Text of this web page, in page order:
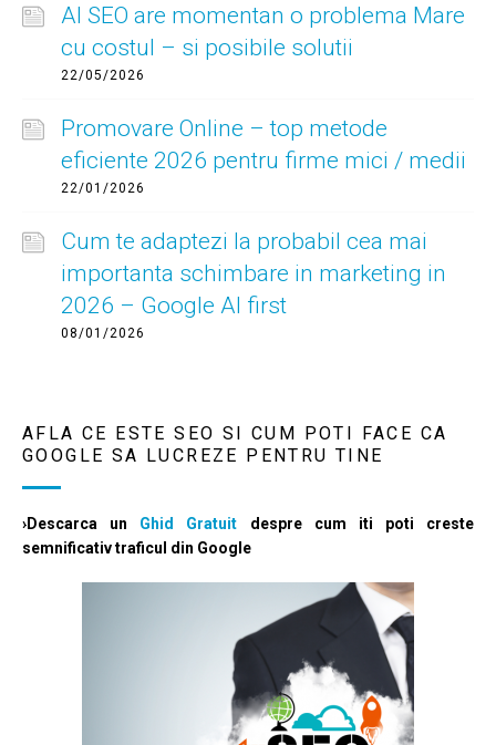
AI SEO are momentan o problema Mare
cu costul – si posibile solutii
22/05/2026
Promovare Online – top metode
eficiente 2026 pentru firme mici / medii
22/01/2026
Cum te adaptezi la probabil cea mai
importanta schimbare in marketing in
2026 – Google AI first
08/01/2026
AFLA CE ESTE SEO SI CUM POTI FACE CA
GOOGLE SA LUCREZE PENTRU TINE
›Descarca un Ghid Gratuit despre cum iti poti creste
semnificativ traficul din Google